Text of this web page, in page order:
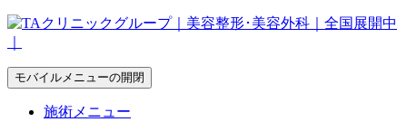
モバイルメニューの開閉
施術メニュー